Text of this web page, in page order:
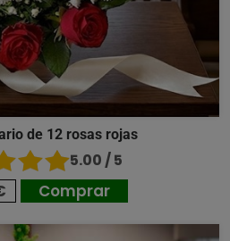
de 12 rosas rojas
5.00 / 5
Comprar